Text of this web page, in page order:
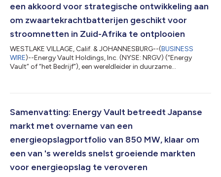
een akkoord voor strategische ontwikkeling aan
om zwaartekrachtbatterijen geschikt voor
stroomnetten in Zuid-Afrika te ontplooien
WESTLAKE VILLAGE, Calif. & JOHANNESBURG--(BUSINESS
WIRE)--Energy Vault Holdings, Inc. (NYSE: NRGV) (“Energy
Vault” of “het Bedrijf”), een wereldleider in duurzame
overeenkomst voor strategische ontwikkeling bekend met
elektriciteitsmaatschappij in handen van de staat, om een
GESS (Gravity Energy Storage System = zwaartekrachtbatterij)
van...
Samenvatting: Energy Vault betreedt Japanse
markt met overname van een
energieopslagportfolio van 850 MW, klaar om
een van 's werelds snelst groeiende markten
voor energieopslag te veroveren